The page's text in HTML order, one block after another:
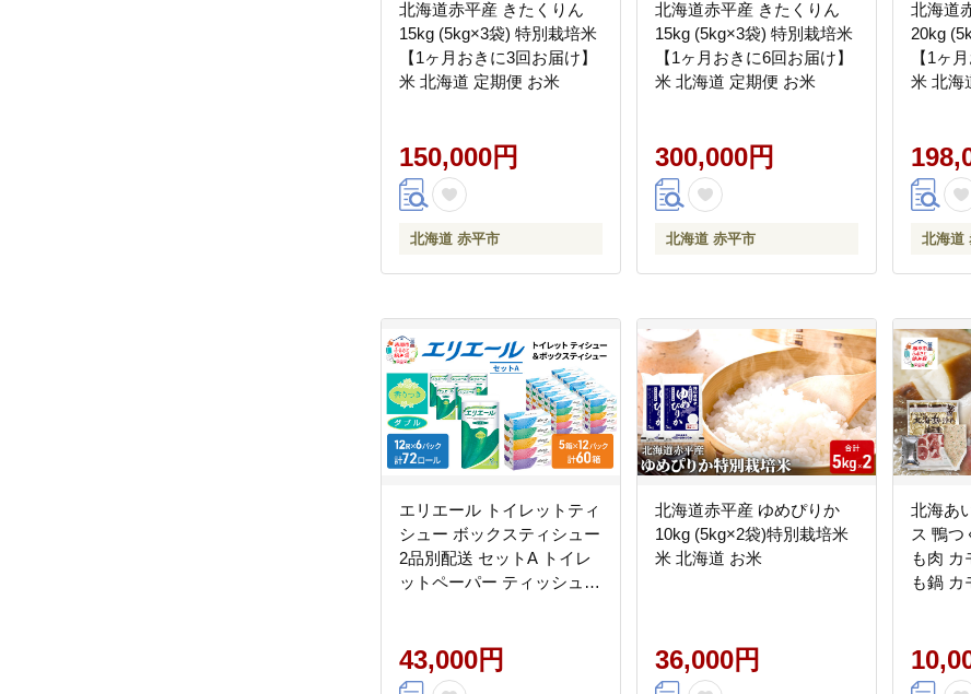
北海道赤平産 きたくりん
15kg (5kg×3袋) 特別栽培米
【1ヶ月おきに3回お届け】
米 北海道 定期便 お米
150,000円
北海道 赤平市
北海道赤平産 きたくりん
15kg (5kg×3袋) 特別栽培米
【1ヶ月おきに6回お届け】
米 北海道 定期便 お米
300,000円
北海道 赤平市
北海道
20kg
【1ヶ
米 北海
北海道
エリエール トイレットティ
シュー ボックスティシュー
2品別配送 セットA トイレ
ットペーパー ティッシュ
用品 生活必需品 送料無料
定番 北海道 赤平市
43,000円
北海道赤平産 ゆめぴりか
10kg (5kg×2袋)特別栽培米
米 北海道 お米
36,000円
北海あ
ス 鴨つ
も肉 カ
も鍋 カ